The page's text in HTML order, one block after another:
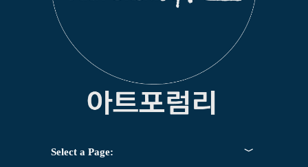
Select a Page: